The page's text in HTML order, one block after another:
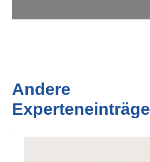
Andere
Experteneinträge